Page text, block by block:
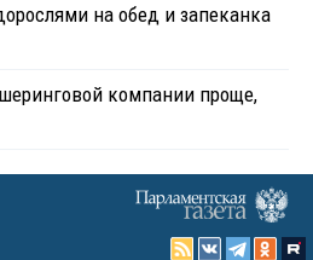
на обед и запеканка
компании проще,